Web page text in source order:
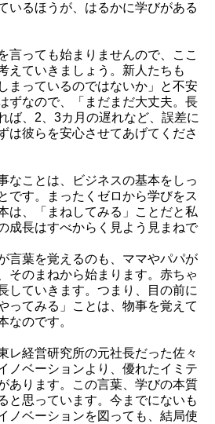
いるほうが、はるかに学びがある
っても始まりませんので、ここ
えていきましょう。新人たちも
まっているのではないか」と不安
ずなので、「まだまだ大丈夫。長
ば、2、3カ月の遅れなど、誤差に
は彼らを安心させてあげてくださ
なことは、ビジネスの基本をしっ
です。まったくゼロから学びをス
は、「まねしてみる」ことだと私
成長はすべからく見よう見まねで
言葉を覚えるのも、ママやパパが
そのまねから始まります。赤ちゃ
していきます。つまり、目の前に
ってみる」ことは、物事を覚えて
なのです。
経営研究所の元社長だった佐々
ノベーションより、優れたイミテ
あります。この言葉、学びの本質
と思っています。 今までにないも
ノベーションを図っても、結局使